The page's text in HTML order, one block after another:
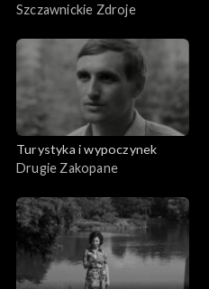
Szczawnickie Zdroje
Turystyka i wypoczynek
Drugie Zakopane